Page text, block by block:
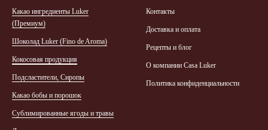
Какао ингредиенты Luker
(Премиум)
Шоколад Luker (Finо de Aroma)
Кокосовая продукция
Подсластители, Сиропы
Какао бобы и порошок
Сублимированные ягоды и травы
Контакты
Доставка и оплата
Рецепты и блог
О компании Casa Luker
Политика конфиденциальности